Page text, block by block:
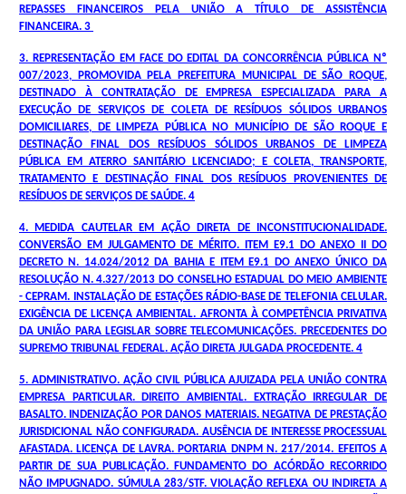
REPASSES FINANCEIROS PELA UNIÃO A TÍTULO DE ASSISTÊNCIA
FINANCEIRA. 3
3. REPRESENTAÇÃO EM FACE DO EDITAL DA CONCORRÊNCIA PÚBLICA Nº
007/2023, PROMOVIDA PELA PREFEITURA MUNICIPAL DE SÃO ROQUE,
DESTINADO À CONTRATAÇÃO DE EMPRESA ESPECIALIZADA PARA A
EXECUÇÃO DE SERVIÇOS DE COLETA DE RESÍDUOS SÓLIDOS URBANOS
DOMICILIARES, DE LIMPEZA PÚBLICA NO MUNICÍPIO DE SÃO ROQUE E
DESTINAÇÃO FINAL DOS RESÍDUOS SÓLIDOS URBANOS DE LIMPEZA
PÚBLICA EM ATERRO SANITÁRIO LICENCIADO; E COLETA, TRANSPORTE,
TRATAMENTO E DESTINAÇÃO FINAL DOS RESÍDUOS PROVENIENTES DE
RESÍDUOS DE SERVIÇOS DE SAÚDE. 4
4. MEDIDA CAUTELAR EM AÇÃO DIRETA DE INCONSTITUCIONALIDADE.
CONVERSÃO EM JULGAMENTO DE MÉRITO. ITEM E9.1 DO ANEXO II DO
DECRETO N. 14.024/2012 DA BAHIA E ITEM E9.1 DO ANEXO ÚNICO DA
RESOLUÇÃO N. 4.327/2013 DO CONSELHO ESTADUAL DO MEIO AMBIENTE
- CEPRAM. INSTALAÇÃO DE ESTAÇÕES RÁDIO-BASE DE TELEFONIA CELULAR.
EXIGÊNCIA DE LICENÇA AMBIENTAL. AFRONTA À COMPETÊNCIA PRIVATIVA
DA UNIÃO PARA LEGISLAR SOBRE TELECOMUNICAÇÕES. PRECEDENTES DO
SUPREMO TRIBUNAL FEDERAL. AÇÃO DIRETA JULGADA PROCEDENTE. 4
5. ADMINISTRATIVO. AÇÃO CIVIL PÚBLICA AJUIZADA PELA UNIÃO CONTRA
EMPRESA PARTICULAR. DIREITO AMBIENTAL. EXTRAÇÃO IRREGULAR DE
BASALTO. INDENIZAÇÃO POR DANOS MATERIAIS. NEGATIVA DE PRESTAÇÃO
JURISDICIONAL NÃO CONFIGURADA. AUSÊNCIA DE INTERESSE PROCESSUAL
AFASTADA. LICENÇA DE LAVRA. PORTARIA DNPM N. 217/2014. EFEITOS A
PARTIR DE SUA PUBLICAÇÃO. FUNDAMENTO DO ACÓRDÃO RECORRIDO
NÃO IMPUGNADO. SÚMULA 283/STF. VIOLAÇÃO REFLEXA OU INDIRETA A